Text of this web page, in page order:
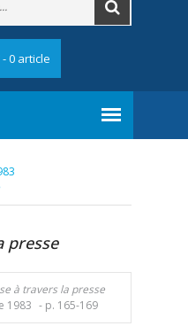
- 0 article
presse
à travers la presse
1983 - p. 165-169